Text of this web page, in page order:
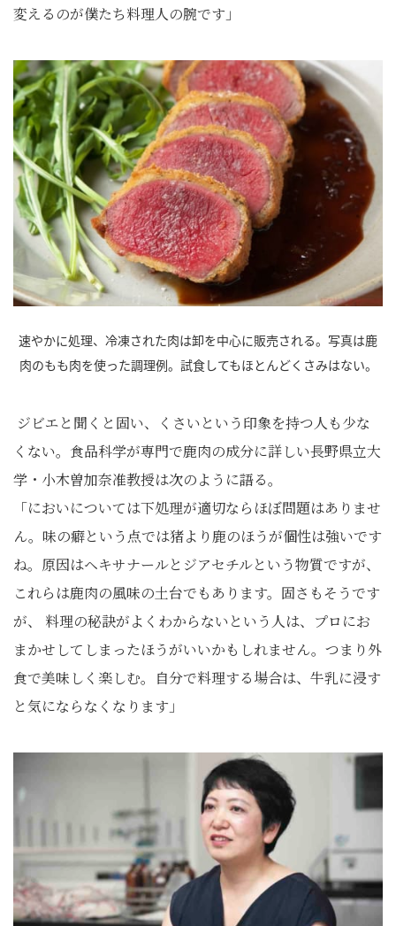
変えるのが僕たち料理人の腕です」
速やかに処理、冷凍された肉は卸を中心に販売される。写真は鹿
肉のもも肉を使った調理例。試食してもほとんどくさみはない。
ジビエと聞くと固い、くさいという印象を持つ人も少な
くない。食品科学が専門で鹿肉の成分に詳しい長野県立大
学・小木曽加奈准教授は次のように語る。
「においについては下処理が適切ならほぼ問題はありませ
ん。味の癖という点では猪より鹿のほうが個性は強いです
ね。原因はヘキサナールとジアセチルという物質ですが、
これらは鹿肉の風味の土台でもあります。固さもそうです
が、 料理の秘訣がよくわからないという人は、プロにお
まかせしてしまったほうがいいかもしれません。つまり外
食で美味しく楽しむ。自分で料理する場合は、牛乳に浸す
と気にならなくなります」